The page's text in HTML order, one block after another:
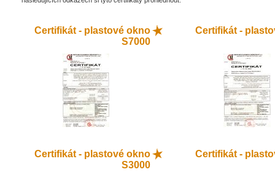
Certifikát - plastové okno
S7000
Certifikát -
Certifikát - plastové okno
S3000
Certifikát -